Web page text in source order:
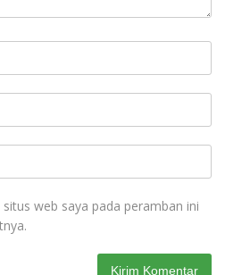
web saya pada peramban ini